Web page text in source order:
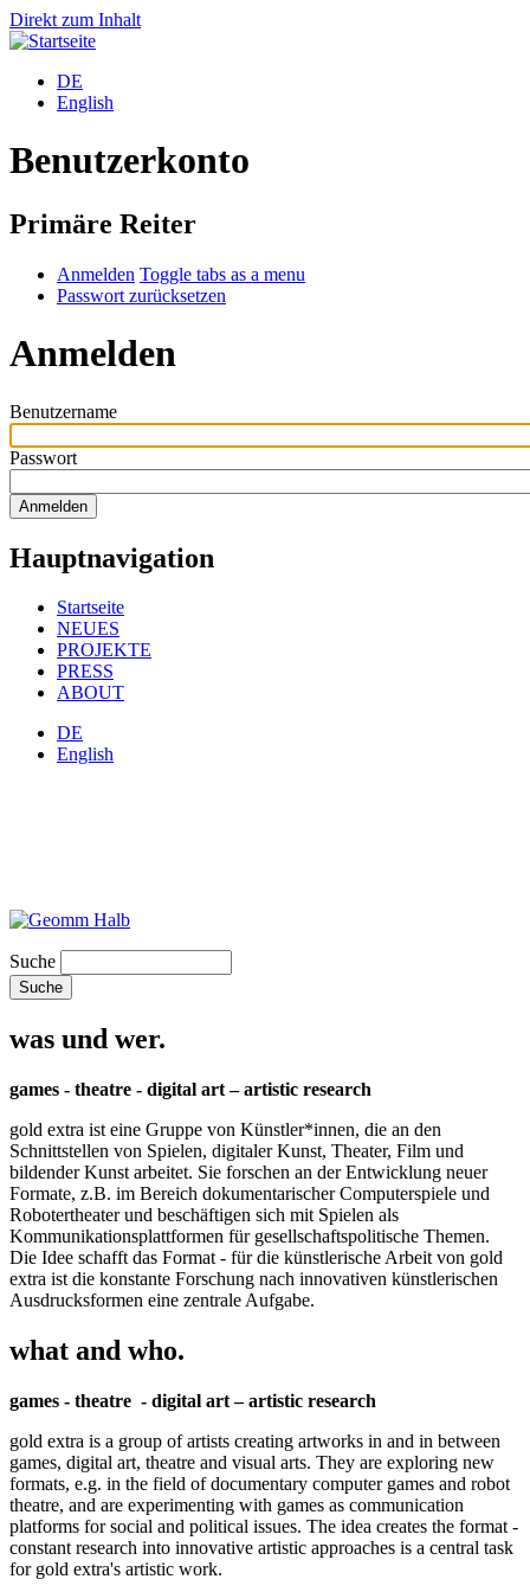
Direkt zum Inhalt
DE
English
Benutzerkonto
Primäre Reiter
Anmelden Toggle tabs as a menu
Passwort zurücksetzen
Anmelden
Benutzername
Passwort
Hauptnavigation
Startseite
NEUES
PROJEKTE
PRESS
ABOUT
DE
English
Suche
was und wer.
games - theatre - digital art – artistic research
gold extra ist eine Gruppe von Künstler*innen, die an den
Schnittstellen von Spielen, digitaler Kunst, Theater, Film und
bildender Kunst arbeitet. Sie forschen an der Entwicklung neuer
Formate, z.B. im Bereich dokumentarischer Computerspiele und
Robotertheater und beschäftigen sich mit Spielen als
Kommunikationsplattformen für gesellschaftspolitische Themen.
Die Idee schafft das Format - für die künstlerische Arbeit von gold
extra ist die konstante Forschung nach innovativen künstlerischen
Ausdrucksformen eine zentrale Aufgabe.
what and who.
games - theatre - digital art – artistic research
gold extra is a group of artists creating artworks in and in between
games, digital art, theatre and visual arts. They are exploring new
formats, e.g. in the field of documentary computer games and robot
theatre, and are experimenting with games as communication
platforms for social and political issues. The idea creates the format -
constant research into innovative artistic approaches is a central task
for gold extra's artistic work.